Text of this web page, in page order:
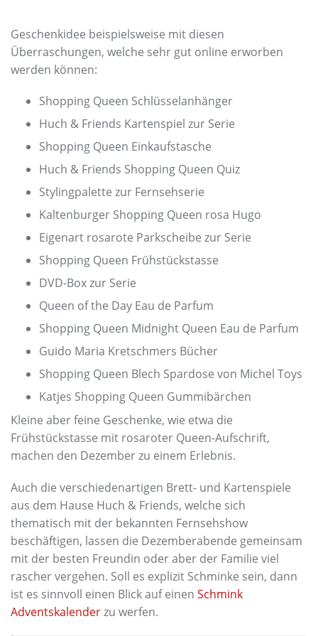
Geschenkidee beispielsweise mit diesen
Überraschungen, welche sehr gut online erworben
werden können:
Shopping Queen Schlüsselanhänger
Huch & Friends Kartenspiel zur Serie
Shopping Queen Einkaufstasche
Huch & Friends Shopping Queen Quiz
Stylingpalette zur Fernsehserie
Kaltenburger Shopping Queen rosa Hugo
Eigenart rosarote Parkscheibe zur Serie
Shopping Queen Frühstückstasse
DVD-Box zur Serie
Queen of the Day Eau de Parfum
Shopping Queen Midnight Queen Eau de Parfum
Guido Maria Kretschmers Bücher
Shopping Queen Blech Spardose von Michel Toys
Katjes Shopping Queen Gummibärchen
Kleine aber feine Geschenke, wie etwa die
Frühstückstasse mit rosaroter Queen-Aufschrift,
machen den Dezember zu einem Erlebnis.
Auch die verschiedenartigen Brett- und Kartenspiele
aus dem Hause Huch & Friends, welche sich
thematisch mit der bekannten Fernsehshow
beschäftigen, lassen die Dezemberabende gemeinsam
mit der besten Freundin oder aber der Familie viel
rascher vergehen. Soll es explizit Schminke sein, dann
ist es sinnvoll einen Blick auf einen Schmink
Adventskalenderzu werfen.